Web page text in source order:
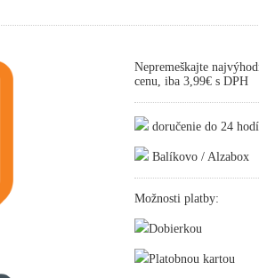
Nepremeškajte
cenu, iba 3,99€ s DPH
doručenie do 24
Balíkovo / Alzabox
Možnosti platby:
Dobierkou
Platobnou kartou